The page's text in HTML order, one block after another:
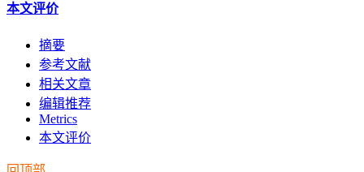
本文评价
摘要
参考文献
相关文章
编辑推荐
Metrics
本文评价